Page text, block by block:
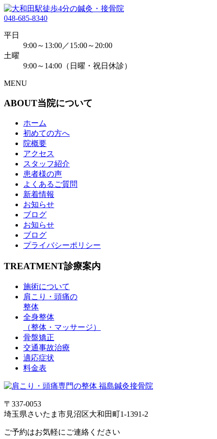
048-685-8340
平日
9:00～13:00／15:00～20:00
土曜
9:00～14:00（日曜・祝日休診）
MENU
ABOUT当院について
ホーム
初めての方へ
院概要
アクセス
スタッフ紹介
患者様の声
よくあるご質問
新着情報
お知らせ
ブログ
お知らせ
ブログ
プライバシーポリシー
TREATMENT診療案内
施術について
肩こり・頭痛の
整体
全身整体
（整体・マッサージ）
骨盤矯正
交通事故治療
適応症状
料金表
〒337-0053
埼玉県さいたま市見沼区大和田町1-1391-2
ご予約はお気軽にご連絡ください